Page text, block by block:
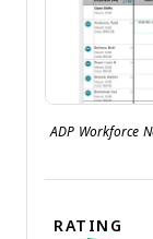
ADP Workforce
RATING